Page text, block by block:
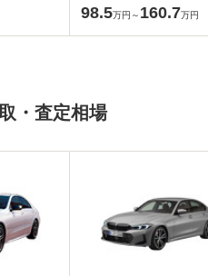
98.5万円～ 160.7万円
・査定相場